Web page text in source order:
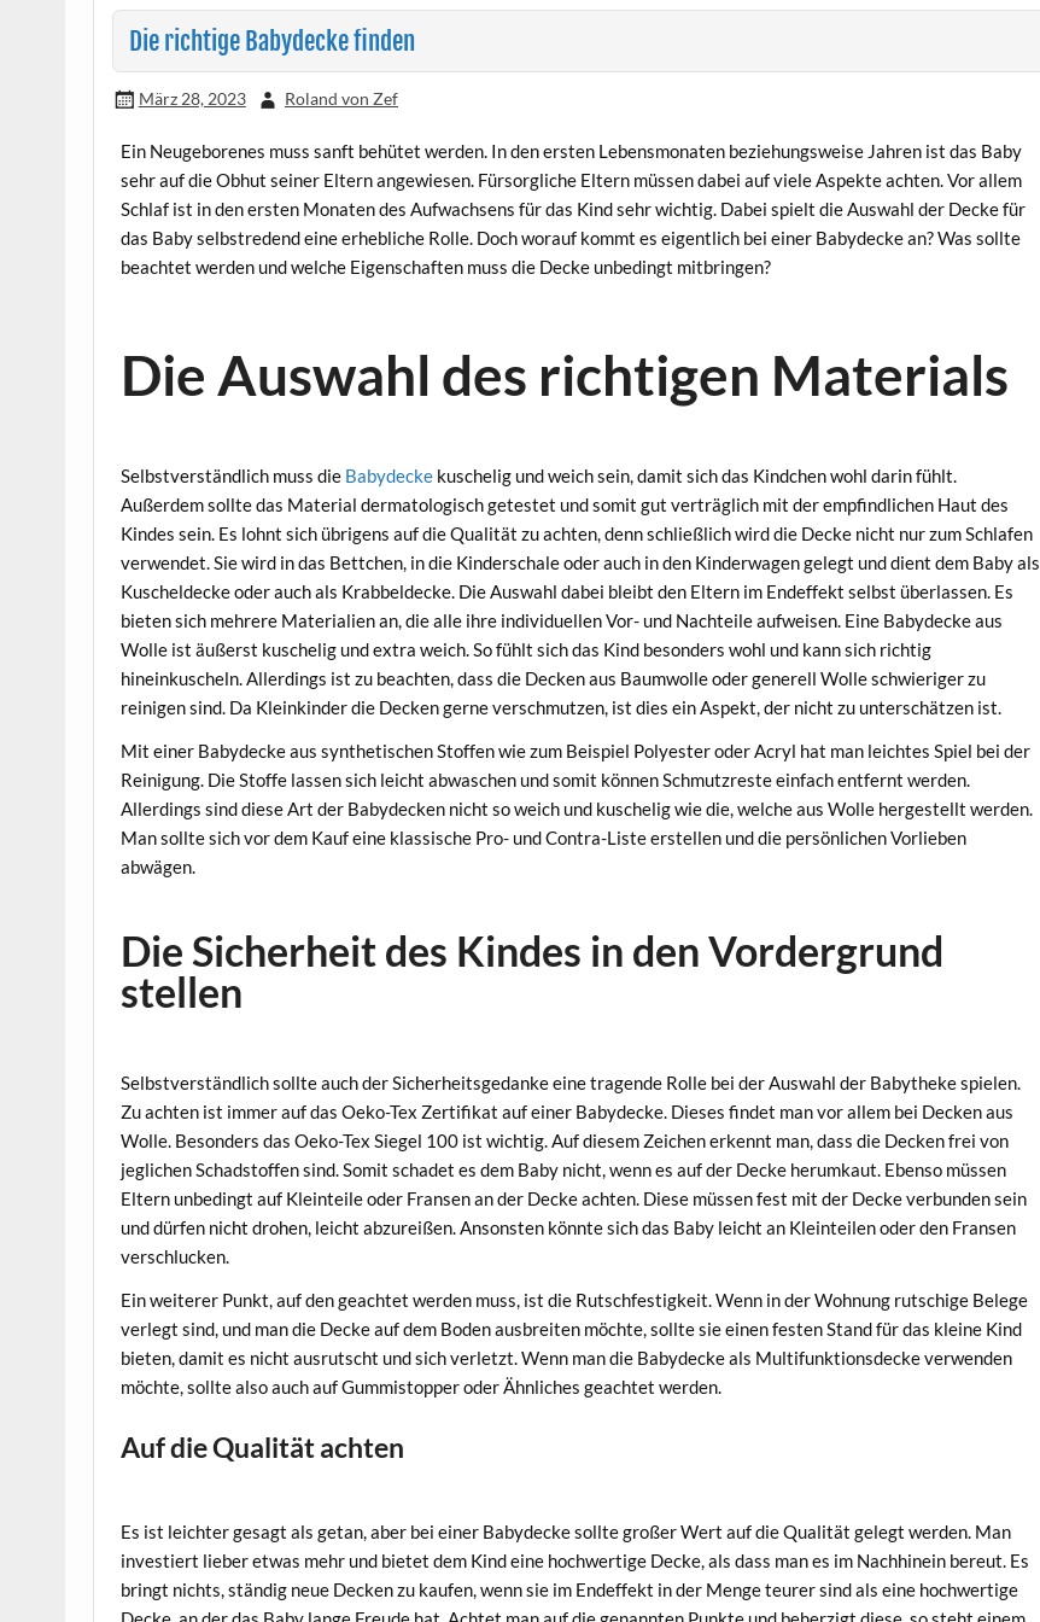
Die richtige Babydecke finden
März 28, 2023 Roland von Zef
Ein Neugeborenes muss sanft behütet werden. In den ersten Lebensmonaten beziehungsweise Jahren ist das Baby
sehr auf die Obhut seiner Eltern angewiesen. Fürsorgliche Eltern müssen dabei auf viele Aspekte achten. Vor allem
Schlaf ist in den ersten Monaten des Aufwachsens für das Kind sehr wichtig. Dabei spielt die Auswahl der Decke für
das Baby selbstredend eine erhebliche Rolle. Doch worauf kommt es eigentlich bei einer Babydecke an? Was sollte
beachtet werden und welche Eigenschaften muss die Decke unbedingt mitbringen?
Die Auswahl des richtigen Materials
Selbstverständlich muss die Babydecke kuschelig und weich sein, damit sich das Kindchen wohl darin fühlt.
Außerdem sollte das Material dermatologisch getestet und somit gut verträglich mit der empfindlichen Haut des
Kindes sein. Es lohnt sich übrigens auf die Qualität zu achten, denn schließlich wird die Decke nicht nur zum Schlafen
verwendet. Sie wird in das Bettchen, in die Kinderschale oder auch in den Kinderwagen gelegt und dient dem Baby als
Kuscheldecke oder auch als Krabbeldecke. Die Auswahl dabei bleibt den Eltern im Endeffekt selbst überlassen. Es
bieten sich mehrere Materialien an, die alle ihre individuellen Vor- und Nachteile aufweisen. Eine Babydecke aus
Wolle ist äußerst kuschelig und extra weich. So fühlt sich das Kind besonders wohl und kann sich richtig
hineinkuscheln. Allerdings ist zu beachten, dass die Decken aus Baumwolle oder generell Wolle schwieriger zu
reinigen sind. Da Kleinkinder die Decken gerne verschmutzen, ist dies ein Aspekt, der nicht zu unterschätzen ist.
Mit einer Babydecke aus synthetischen Stoffen wie zum Beispiel Polyester oder Acryl hat man leichtes Spiel bei der
Reinigung. Die Stoffe lassen sich leicht abwaschen und somit können Schmutzreste einfach entfernt werden.
Allerdings sind diese Art der Babydecken nicht so weich und kuschelig wie die, welche aus Wolle hergestellt werden.
Man sollte sich vor dem Kauf eine klassische Pro- und Contra-Liste erstellen und die persönlichen Vorlieben
abwägen.
Die Sicherheit des Kindes in den Vordergrund
stellen
Selbstverständlich sollte auch der Sicherheitsgedanke eine tragende Rolle bei der Auswahl der Babytheke spielen.
Zu achten ist immer auf das Oeko-Tex Zertifikat auf einer Babydecke. Dieses findet man vor allem bei Decken aus
Wolle. Besonders das Oeko-Tex Siegel 100 ist wichtig. Auf diesem Zeichen erkennt man, dass die Decken frei von
jeglichen Schadstoffen sind. Somit schadet es dem Baby nicht, wenn es auf der Decke herumkaut. Ebenso müssen
Eltern unbedingt auf Kleinteile oder Fransen an der Decke achten. Diese müssen fest mit der Decke verbunden sein
und dürfen nicht drohen, leicht abzureißen. Ansonsten könnte sich das Baby leicht an Kleinteilen oder den Fransen
verschlucken.
Ein weiterer Punkt, auf den geachtet werden muss, ist die Rutschfestigkeit. Wenn in der Wohnung rutschige Belege
verlegt sind, und man die Decke auf dem Boden ausbreiten möchte, sollte sie einen festen Stand für das kleine Kind
bieten, damit es nicht ausrutscht und sich verletzt. Wenn man die Babydecke als Multifunktionsdecke verwenden
möchte, sollte also auch auf Gummistopper oder Ähnliches geachtet werden.
Auf die Qualität achten
Es ist leichter gesagt als getan, aber bei einer Babydecke sollte großer Wert auf die Qualität gelegt werden. Man
investiert lieber etwas mehr und bietet dem Kind eine hochwertige Decke, als dass man es im Nachhinein bereut. Es
bringt nichts, ständig neue Decken zu kaufen, wenn sie im Endeffekt in der Menge teurer sind als eine hochwertige